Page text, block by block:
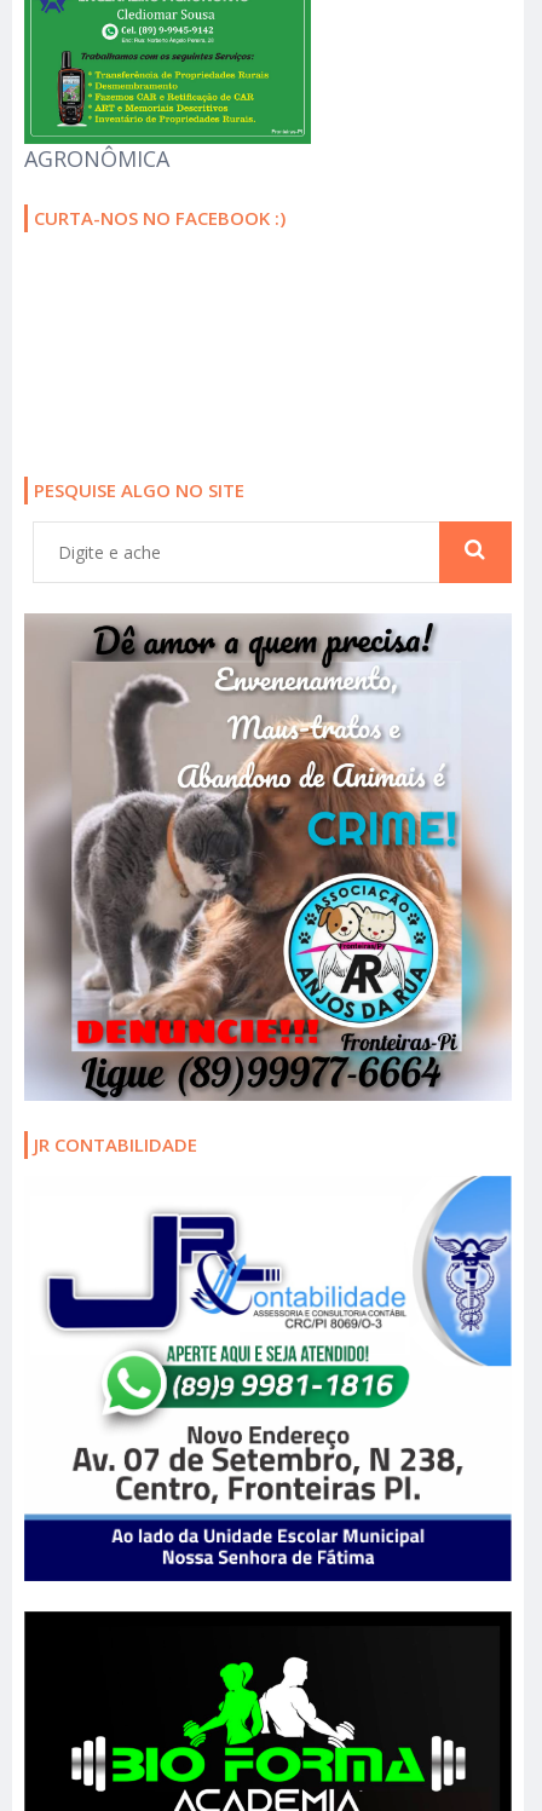
AGRONÔMICA
CURTA-NOS NO FACEBOOK :)
PESQUISE ALGO NO SITE
JR CONTABILIDADE